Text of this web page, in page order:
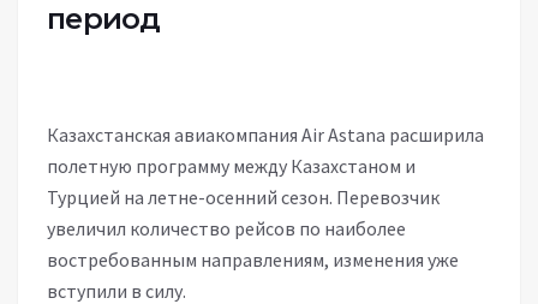
период
Казахстанская авиакомпания Air Astana расширила
полетную программу между Казахстаном и
Турцией на летне-осенний сезон. Перевозчик
увеличил количество рейсов по наиболее
востребованным направлениям, изменения уже
вступили в силу.